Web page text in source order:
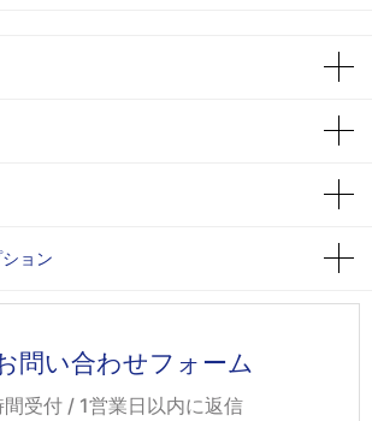
ョン
問い合わせフォーム
受付 / 1営業日以内に返信